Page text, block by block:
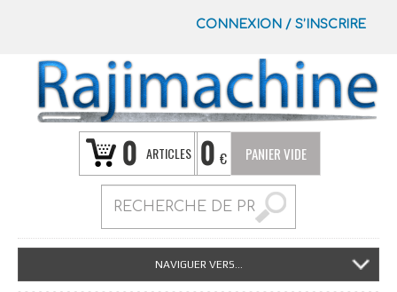
CONNEXION / S’INSCRIRE
0 ARTICLES 0 € PANIER VIDE
NAVIGUER VERS...